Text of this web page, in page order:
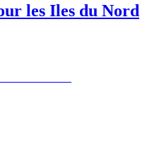
les Iles du Nord